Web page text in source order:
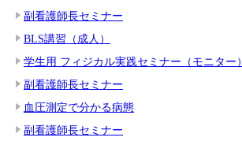
副看護師長セミナー
BLS講習（成人）
学生用 フィジカル実践セミナー（モニター）
副看護師長セミナー
血圧測定で分かる病態
副看護師長セミナー